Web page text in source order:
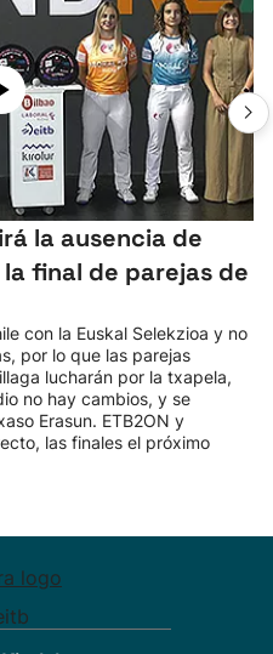
la ausencia de
final de parejas de
con la Euskal Selekzioa y no
por lo que las parejas
lucharán por la txapela,
no hay cambios, y se
Erasun. ETB2ON y
las finales el próximo